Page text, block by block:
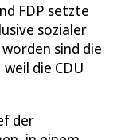
FDP setzte
sozialer
sind die
die CDU
der